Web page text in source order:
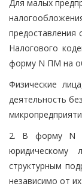
Для малых
предоставления
Налогового
форму N ПМ на
Физические
деятельность
2. В форму N
структурным
независимо от